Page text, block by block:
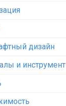
дизайн
и инструмент